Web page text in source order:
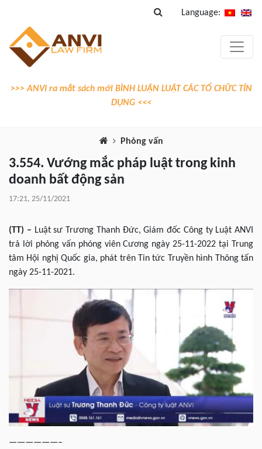
Language:
>>> ANVI ra mắt sách mới BÌNH LUẬN LUẬT CÁC TỔ CHỨC TÍN
DỤNG <<<
Phỏng vấn
3.554. Vướng mắc pháp luật trong kinh
doanh bất động sản
17:21, 25/11/2021
(TT) – Luật sư Trương Thanh Đức, Giám đốc Công ty Luật ANVI
trả lời phỏng vấn phóng viên Cương ngày 25-11-2022 tại Trung
tâm Hội nghị Quốc gia, phát trên Tin tức Truyền hình Thông tấn
ngày 25-11-2021.
——————–